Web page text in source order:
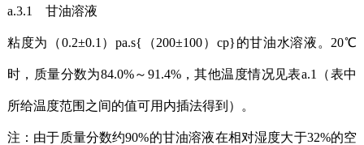
a.3.1 甘油溶液
粘度为（0.2±0.1）pa.s{（200±100）cp}的甘油水溶液。20℃
时，质量分数为84.0%～91.4%，其他温度情况见表a.1（表中
所给温度范围之间的值可用内插法得到）。
注：由于质量分数约90%的甘油溶液在相对湿度大于32%的空